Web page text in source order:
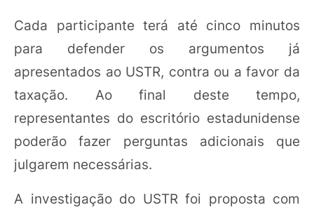
Cada participante terá até cinco minutos
para defender os argumentos já
apresentados ao USTR, contra ou a favor da
taxação. Ao final deste tempo,
representantes do escritório estadunidense
poderão fazer perguntas adicionais que
julgarem necessárias.
A investigação do USTR foi proposta com